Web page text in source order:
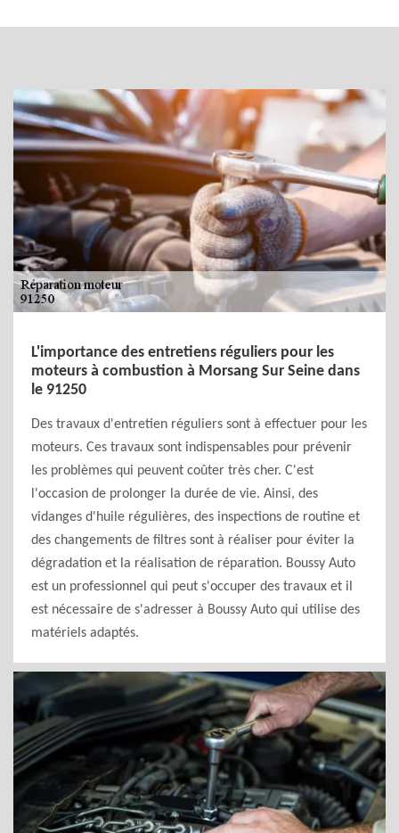
L'importance des entretiens réguliers pour les
moteurs à combustion à Morsang Sur Seine dans
le 91250
Des travaux d'entretien réguliers sont à effectuer pour les
moteurs. Ces travaux sont indispensables pour prévenir
les problèmes qui peuvent coûter très cher. C'est
l'occasion de prolonger la durée de vie. Ainsi, des
vidanges d'huile régulières, des inspections de routine et
des changements de filtres sont à réaliser pour éviter la
dégradation et la réalisation de réparation. Boussy Auto
est un professionnel qui peut s'occuper des travaux et il
est nécessaire de s'adresser à Boussy Auto qui utilise des
matériels adaptés.